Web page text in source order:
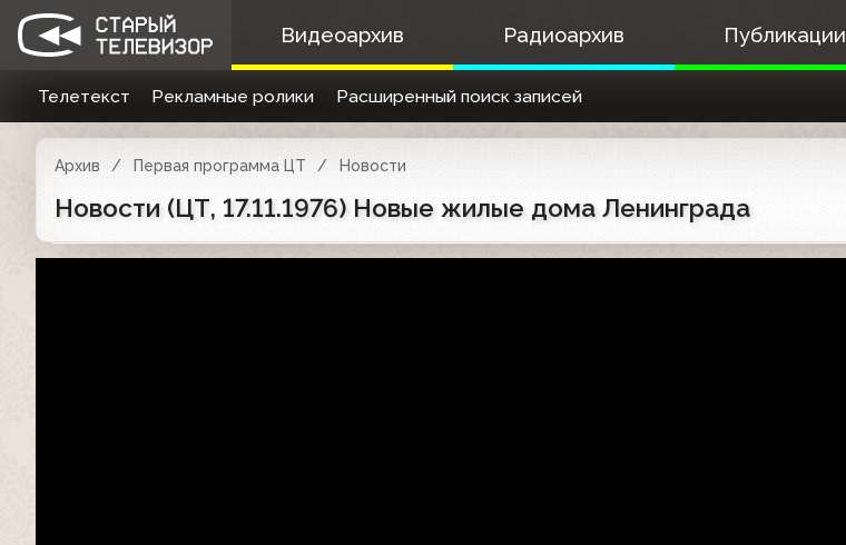
Видеоархив Радиоархив Публикации
Телетекст Рекламные ролики Расширенный поиск записей
Архив Первая программа ЦТ Новости
Новости (ЦТ, 17.11.1976) Новые жилые дома Ленинграда